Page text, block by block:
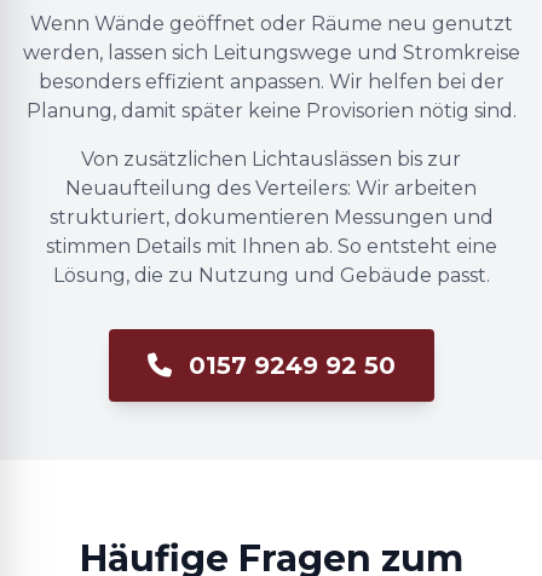
Wenn Wände geöffnet oder Räume neu genutzt
werden, lassen sich Leitungswege und Stromkreise
besonders effizient anpassen. Wir helfen bei der
Planung, damit später keine Provisorien nötig sind.
Von zusätzlichen Lichtauslässen bis zur
Neuaufteilung des Verteilers: Wir arbeiten
strukturiert, dokumentieren Messungen und
stimmen Details mit Ihnen ab. So entsteht eine
Lösung, die zu Nutzung und Gebäude passt.
0157 9249 92 50
Häufige Fragen zum